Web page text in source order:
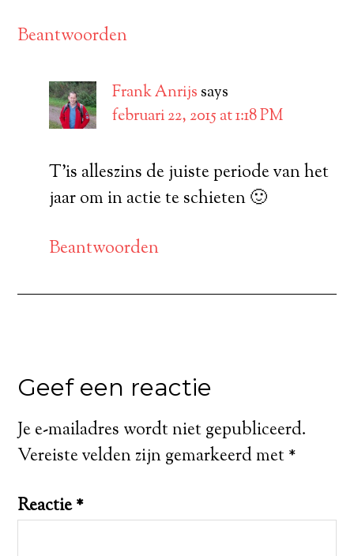
Beantwoorden
Frank Anrijs says
februari 22, 2015 at 1:18 PM
T’is alleszins de juiste periode van het
jaar om in actie te schieten 🙂
Beantwoorden
Geef een reactie
Je e-mailadres wordt niet gepubliceerd.
Vereiste velden zijn gemarkeerd met*
Reactie*